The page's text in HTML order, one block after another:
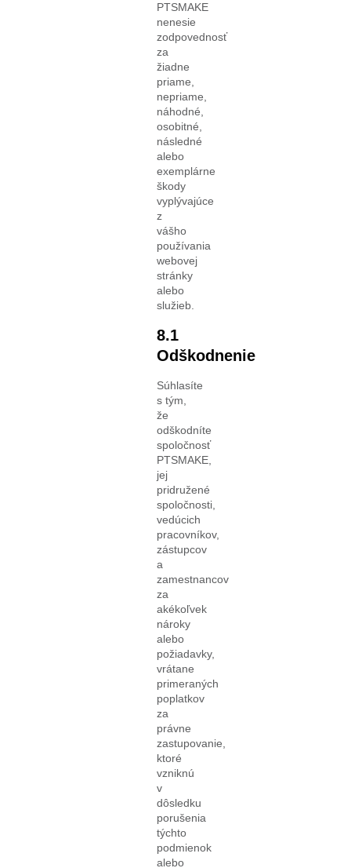
PTSMAKE
nenesie
zodpovednosť
za
žiadne
priame,
nepriame,
náhodné,
osobitné,
následné
alebo
exemplárne
škody
vyplývajúce
z
vášho
používania
webovej
stránky
alebo
služieb.
8.1
Odškodnenie
Súhlasíte
s tým,
že
odškodníte
spoločnosť
PTSMAKE,
jej
pridružené
spoločnosti,
vedúcich
pracovníkov,
zástupcov
a
zamestnancov
za
akékoľvek
nároky
alebo
požiadavky,
vrátane
primeraných
poplatkov
za
právne
zastupovanie,
ktoré
vzniknú
v
dôsledku
porušenia
týchto
podmienok
alebo